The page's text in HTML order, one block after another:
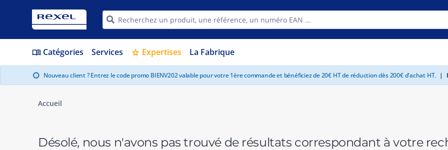
menu_book Catégories Services star Expertises La Fabrique
info Nouveau client ? Entrez le code promo BIENV202 valable pour votre 1ère commande et bénéficiez de 20€ HT de réduction dès 200€ d'achat HT. |
Accueil
Désolé, nous n'avons pas trouvé de résultats correspondant à votre